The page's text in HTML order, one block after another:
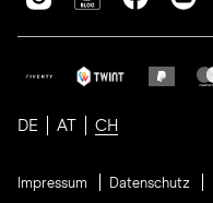
DE AT CH
Impressum Datenschutz